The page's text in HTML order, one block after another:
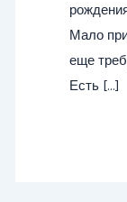
Мало
еще
Есть […]